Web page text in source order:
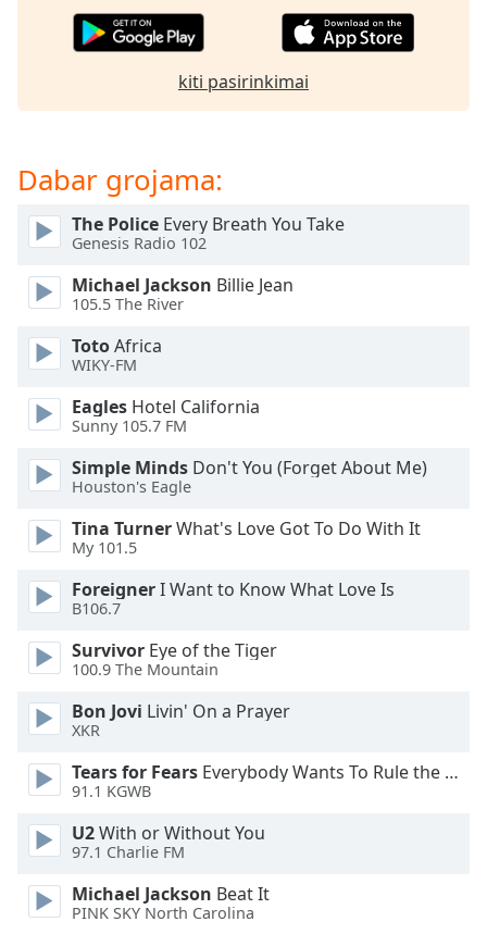
close
the
window.
Text
Color
Opacity
Color
Opacity
Caption
Area
Background
Color
Opacity
Font
Text
Edge
kiti pasirinkimai
Dabar grojama:
The Police Every Breath You Take
Genesis Radio 102
Michael Jackson Billie Jean
105.5 The River
TotoAfrica
WIKY-FM
Eagles Hotel California
Sunny 105.7 FM
Simple Minds Don't You (Forget About Me)
Houston's Eagle
Tina TurnerWhat's Love Got To Do With It
My 101.5
ForeignerI Want to Know What Love Is
B106.7
Survivor Eye of the Tiger
100.9 The Mountain
Bon Jovi Livin' On a Prayer
XKR
Tears for Fears Everybody Wants To Rule the World
91.1 KGWB
U2With or Without You
97.1 Charlie FM
Michael Jackson Beat It
PINK SKY North Carolina